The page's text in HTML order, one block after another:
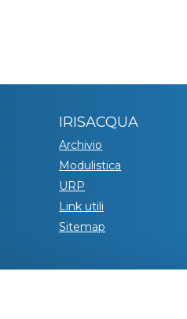
IRISACQUA
Archivio
Modulistica
URP
Link utili
Sitemap